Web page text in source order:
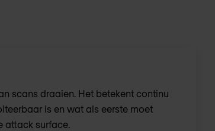
scans draaien. Het betekent continu
is en wat als eerste moet
surface.